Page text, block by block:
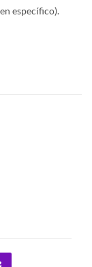
específico).